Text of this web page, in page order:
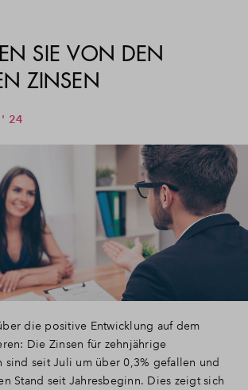
SIE VON DEN
ZINSEN
' 24
die positive Entwicklung auf dem
Die Zinsen für zehnjährige
sind seit Juli um über 0,3% gefallen und
Stand seit Jahresbeginn. Dies zeigt sich